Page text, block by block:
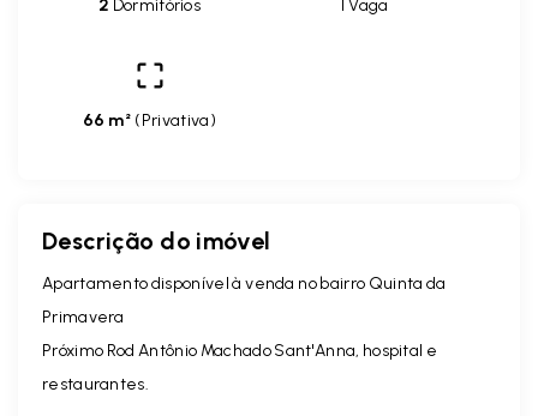
2 Dormitórios 1 Vaga
66 m² (Privativa)
Descrição do imóvel
Apartamento disponível à venda no bairro Quinta da
Primavera
Próximo Rod Antônio Machado Sant'Anna, hospital e
restaurantes.